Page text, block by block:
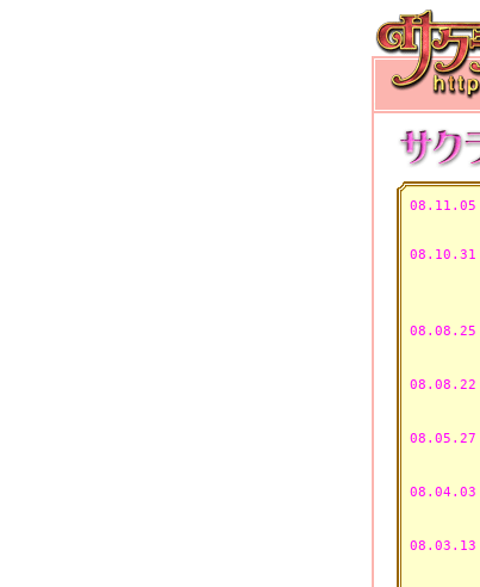
08.11.05
08.10.31
08.08.25
08.08.22
08.05.27
08.04.03
08.03.13